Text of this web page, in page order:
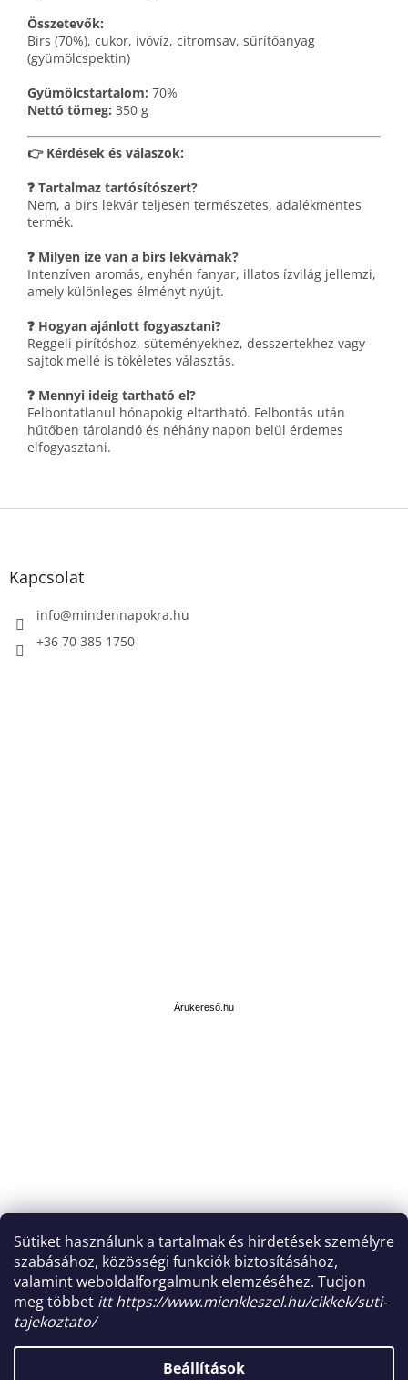
Sütiket használunk a tartalmak és hirdetések személyre
szabásához, közösségi funkciók biztosításához,
valamint weboldalforgalmunk elemzéséhez. Tudjon
meg többet itt https://www.mienkleszel.hu/cikkek/suti-
tajekoztato/
Beállítások
Összetevők:
Birs (70%), cukor, ivóvíz, citromsav, sűrítőanyag
(gyümölcspektin)
Gyümölcstartalom: 70%
Nettó tömeg: 350 g
👉 Kérdések és válaszok:
❓ Tartalmaz tartósítószert?
Nem, a birs lekvár teljesen természetes, adalékmentes
termék.
❓ Milyen íze van a birs lekvárnak?
Intenzíven aromás, enyhén fanyar, illatos ízvilág jellemzi,
amely különleges élményt nyújt.
❓ Hogyan ajánlott fogyasztani?
Reggeli pirítóshoz, süteményekhez, desszertekhez vagy
sajtok mellé is tökéletes választás.
❓ Mennyi ideig tartható el?
Felbontatlanul hónapokig eltartható. Felbontás után
hűtőben tárolandó és néhány napon belül érdemes
elfogyasztani.
L
Kapcsolat
info@mindennapokra.hu
+36 70 385 1750
Árukereső.hu